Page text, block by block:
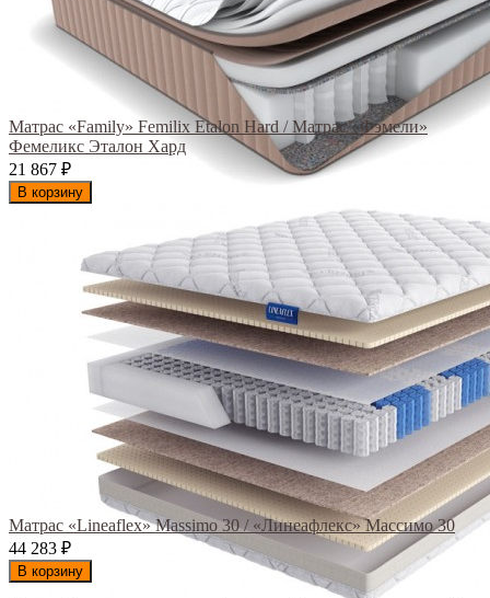
Матрас «Family» Femilix Etalon Hard / Матрас «Фэмели»
Фемеликс Эталон Хард
21 867 ₽
В корзину
Матрас «Lineaflex» Massimo 30 / «Линеафлекс» Массимо 30
44 283 ₽
В корзину